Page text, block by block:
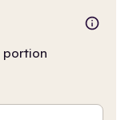
portion